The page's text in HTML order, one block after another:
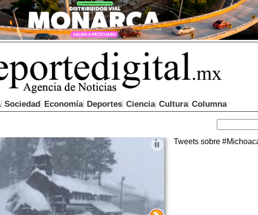
Sociedad Economía Deportes Ciencia Cultura Columna
Tweets sobre